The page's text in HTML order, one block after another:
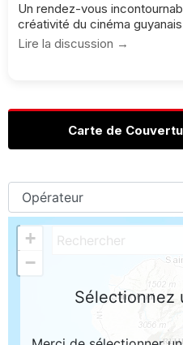
Un rendez-vous
créativité du cinéma
Lire la discussion →
Carte de